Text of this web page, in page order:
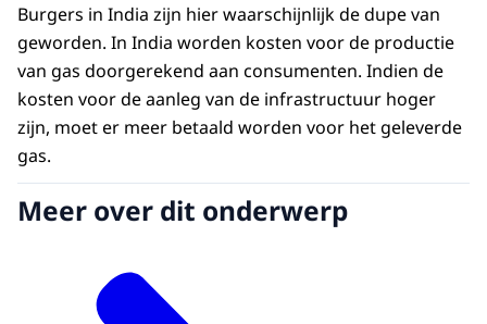
Burgers in India zijn hier waarschijnlijk de dupe van
geworden. In India worden kosten voor de productie
van gas doorgerekend aan consumenten. Indien de
kosten voor de aanleg van de infrastructuur hoger
zijn, moet er meer betaald worden voor het geleverde
gas.
Meer over dit onderwerp